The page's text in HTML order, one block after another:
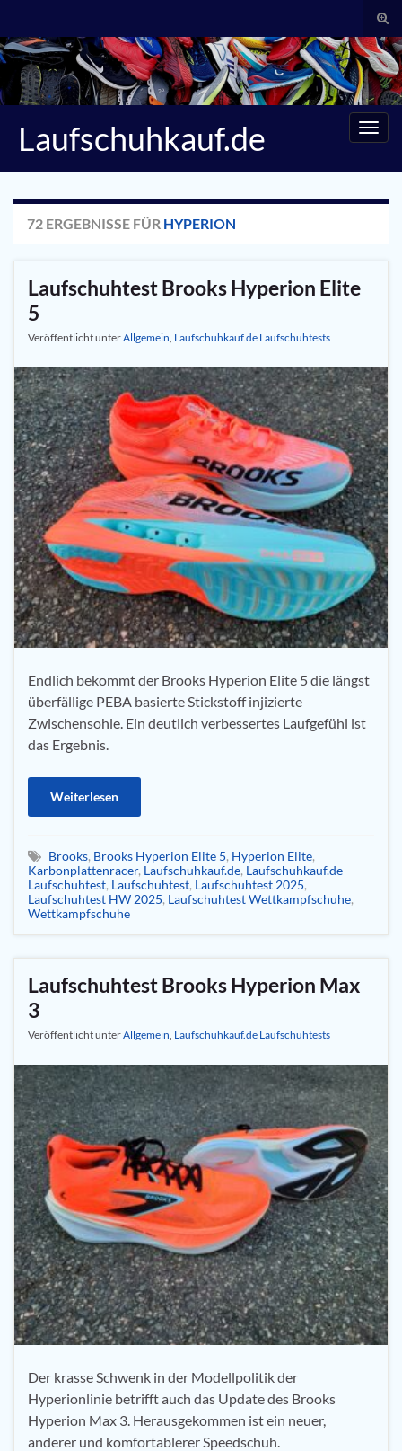
Search for:
Laufschuhkauf.de
72 ERGEBNISSE FÜR HYPERION
Laufschuhtest Brooks Hyperion Elite
5
Veröffentlicht unterAllgemein Laufschuhkauf.de Laufschuhtests
Endlich bekommt der Brooks Hyperion Elite 5 die längst
überfällige PEBA basierte Stickstoff injizierte
Zwischensohle. Ein deutlich verbessertes Laufgefühl ist
das Ergebnis.
Weiterlesen
Brooks, Brooks Hyperion Elite 5, Hyperion Elite,
Karbonplattenracer, Laufschuhkauf.de, Laufschuhkauf.de
Laufschuhtest, Laufschuhtest, Laufschuhtest 2025,
Laufschuhtest HW 2025, Laufschuhtest Wettkampfschuhe,
Wettkampfschuhe
Laufschuhtest Brooks Hyperion Max
3
Veröffentlicht unterAllgemein Laufschuhkauf.de Laufschuhtests
Der krasse Schwenk in der Modellpolitik der
Hyperionlinie betrifft auch das Update des Brooks
Hyperion Max 3. Herausgekommen ist ein neuer,
anderer und komfortablerer Speedschuh.